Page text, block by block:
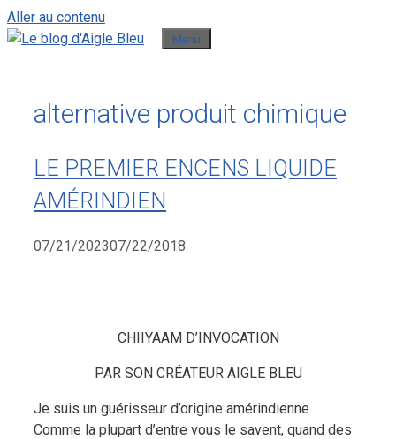
Aller au contenu
Menu
alternative produit chimique
LE PREMIER ENCENS LIQUIDE
AMÉRINDIEN
07/21/202307/22/2018
CHIIYAAM D’INVOCATION
PAR SON CRÉATEUR AIGLE BLEU
Je suis un guérisseur d’origine amérindienne.
Comme la plupart d’entre vous le savent, quand des